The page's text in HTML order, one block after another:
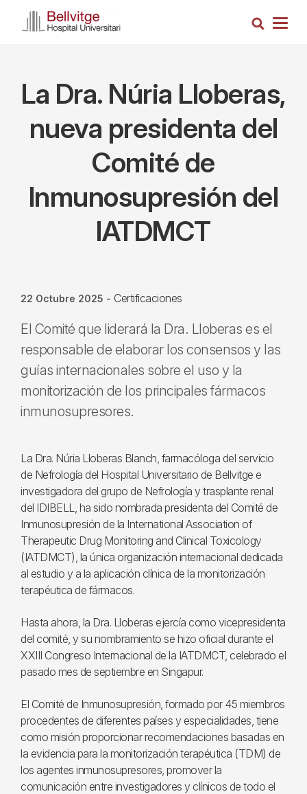
Busca
La Dra. Núria Lloberas,
nueva presidenta del
Comité de
Inmunosupresión del
IATDMCT
22 Octubre 2025 - Certificaciones
El Comité que liderará la Dra. Lloberas es el
responsable de elaborar los consensos y las
guías internacionales sobre el uso y la
monitorización de los principales fármacos
inmunosupresores.
La Dra. Núria Lloberas Blanch, farmacóloga del servicio
de Nefrología del Hospital Universitario de Bellvitge e
investigadora del grupo de Nefrología y trasplante renal
del IDIBELL, ha sido nombrada presidenta del Comité de
Inmunosupresión de la International Association of
Therapeutic Drug Monitoring and Clinical Toxicology
(IATDMCT), la única organización internacional dedicada
al estudio y a la aplicación clínica de la monitorización
terapéutica de fármacos.
Hasta ahora, la Dra. Lloberas ejercía como vicepresidenta
del comité, y su nombramiento se hizo oficial durante el
XXIII Congreso Internacional de la IATDMCT, celebrado el
pasado mes de septiembre en Singapur.
El Comité de Inmunosupresión, formado por 45 miembros
procedentes de diferentes países y especialidades, tiene
como misión proporcionar recomendaciones basadas en
la evidencia para la monitorización terapéutica (TDM) de
los agentes inmunosupresores, promover la
comunicación entre investigadores y clínicos de todo el